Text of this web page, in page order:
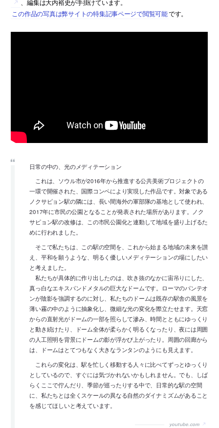
、編集は大内裕史が手掛けています。
この作品の写真は弊サイトの特集記事ページで閲覧可能です。
日常の中の、光のメディテーション
これは、ソウル市が2016年から推進する公共美術プロジェクトの
一環で開催された、国際コンペにより実現した作品です。対象である
ノクサピョン駅の隣には、長い間海外の軍部隊の基地として使われ、
2017年に市民の公園となることが発表された場所があります。ノク
サピョン駅の改修は、この市民公園化と連動して地域を盛り上げるた
めに行われました。
そこで私たちは、この駅の空間を、これから始まる地域の未来を讃
え、平和を願うような、明るく優しいメディテーションの場にしたい
と考えました。
私たちが具体的に作り出したのは、吹き抜のなかに宙吊りにした、
真っ白なエキスパンドメタルの巨大なドームです。ローマのパンテオ
ンが陰影を強調するのに対し、私たちのドームは既存の駅舎の風景を
薄い霧の中のように抽象化し、微細な光の変化を際立たせます。天窓
からの直射光がドームの一部を照らして滲み、時間とともにゆっくり
と動き続けたり、ドーム全体が柔らかく明るくなったり、夜には周囲
の人工照明を背景にドームの影が浮かび上がったり。周囲の回廊から
は、ドームはとてつもなく大きなランタンのようにも見えます。
これらの変化は、駅を忙しく移動する人々に比べてずっとゆっくり
としているので、すぐには気づかれないかもしれません。でも、しば
らくここで佇んだり、季節が巡ったりする中で、日常的な駅の空間
に、私たちとは全くスケールの異なる自然のダイナミズムがあること
を感じてほしいと考えています。
youtube.com